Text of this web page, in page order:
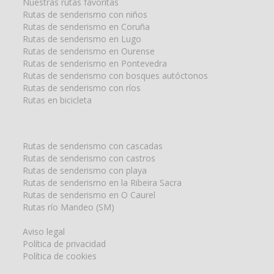
Nuestras rutas favoritas
Rutas de senderismo con niños
Rutas de senderismo en Coruña
Rutas de senderismo en Lugo
Rutas de senderismo en Ourense
Rutas de senderismo en Pontevedra
Rutas de senderismo con bosques autóctonos
Rutas de senderismo con ríos
Rutas en bicicleta
Rutas de senderismo con cascadas
Rutas de senderismo con castros
Rutas de senderismo con playa
Rutas de senderismo en la Ribeira Sacra
Rutas de senderismo en O Caurel
Rutas río Mandeo (SM)
Aviso legal
Política de privacidad
Política de cookies